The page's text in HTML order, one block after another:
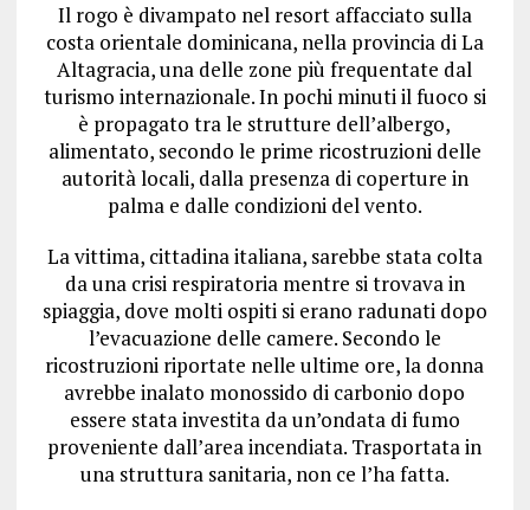
Il rogo è divampato nel resort affacciato sulla
costa orientale dominicana, nella provincia di La
Altagracia, una delle zone più frequentate dal
turismo internazionale. In pochi minuti il fuoco si
è propagato tra le strutture dell’albergo,
alimentato, secondo le prime ricostruzioni delle
autorità locali, dalla presenza di coperture in
palma e dalle condizioni del vento.
La vittima, cittadina italiana, sarebbe stata colta
da una crisi respiratoria mentre si trovava in
spiaggia, dove molti ospiti si erano radunati dopo
l’evacuazione delle camere. Secondo le
ricostruzioni riportate nelle ultime ore, la donna
avrebbe inalato monossido di carbonio dopo
essere stata investita da un’ondata di fumo
proveniente dall’area incendiata. Trasportata in
una struttura sanitaria, non ce l’ha fatta.